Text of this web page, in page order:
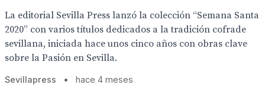
La editorial Sevilla Press lanzó la colección “Semana Santa
2020” con varios títulos dedicados a la tradición cofrade
sevillana, iniciada hace unos cinco años con obras clave
sobre la Pasión en Sevilla.
Sevillapress • hace 4 meses